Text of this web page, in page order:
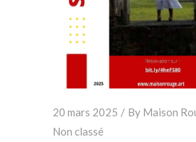
20 mars 2025 By Maison
Non classé